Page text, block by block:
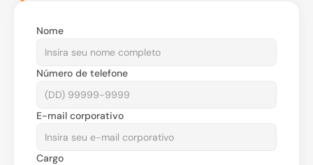
Nome
Número de telefone
E-mail corporativo
Cargo